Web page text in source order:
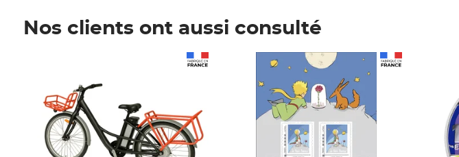
Nos clients ont aussi consulté
Prix 7,50€